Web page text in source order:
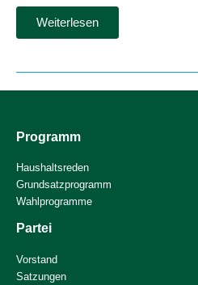
Da
Weiterlesen
Programm
Haushaltsreden
Grundsatzprogramm
Wahlprogramme
Partei
Vorstand
Satzungen